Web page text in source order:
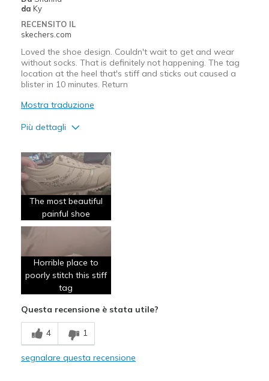
da Ky
RECENSITO IL
skechers.com
Loved the shoe design. Couldn't wait to get and wear
without socks. That is definitely not happening. The tag
location at the heel that's stiff and sticks out caused a
blister in 10 minutes. Return
Mostra traduzione
Più dettagli
Attractive Design
Stylish
Difetti
Need Break In
Poor Cushioning
The most beautiful
painful shoe
Horrible place to
poorly stitch this stiff
tag
Questa recensione è stata utile?
4 1
segnalare questa recensione